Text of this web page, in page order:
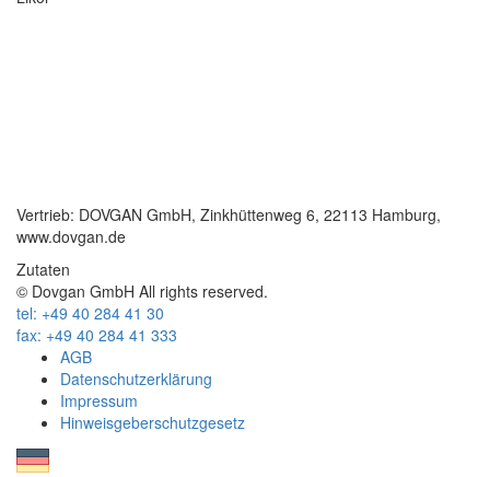
Vertrieb: DOVGAN GmbH, Zinkhüttenweg 6, 22113 Hamburg,
www.dovgan.de
Zutaten
© Dovgan GmbH All rights reserved.
tel: +49 40 284 41 30
fax: +49 40 284 41 333
AGB
Datenschutzerklärung
Impressum
Hinweisgeberschutzgesetz